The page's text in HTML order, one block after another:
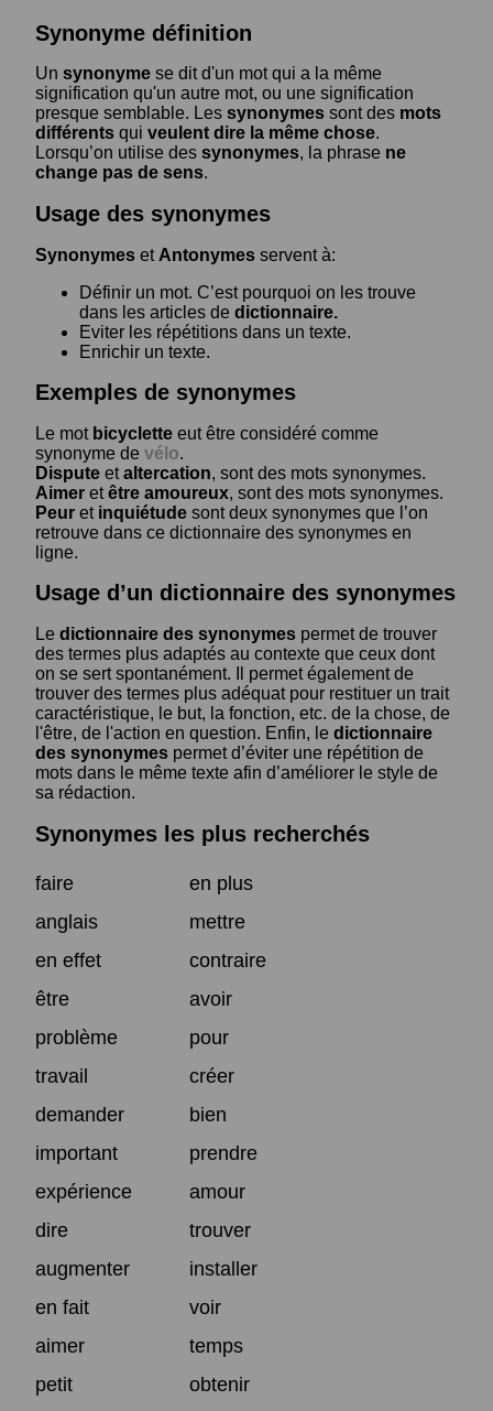
Synonyme définition
Un synonyme se dit d'un mot qui a la même
signification qu'un autre mot, ou une signification
presque semblable. Les synonymes sont des mots
différents qui veulent dire la même chose.
Lorsqu’on utilise des synonymes, la phrase ne
change pas de sens.
Usage des synonymes
Synonymes et Antonymes servent à:
Définir un mot. C’est pourquoi on les trouve
dans les articles de dictionnaire.
Eviter les répétitions dans un texte.
Enrichir un texte.
Exemples de synonymes
Le mot bicyclette eut être considéré comme
synonyme de vélo.
Dispute etaltercation, sont des mots synonymes.
Aimer etêtre amoureux, sont des mots synonymes.
Peur et inquiétude sont deux synonymes que l’on
retrouve dans ce dictionnaire des synonymes en
ligne.
Usage d’un dictionnaire des synonymes
Le dictionnaire des synonymes permet de trouver
des termes plus adaptés au contexte que ceux dont
on se sert spontanément. Il permet également de
trouver des termes plus adéquat pour restituer un trait
caractéristique, le but, la fonction, etc. de la chose, de
l'être, de l'action en question. Enfin, le dictionnaire
des synonymes permet d’éviter une répétition de
mots dans le même texte afin d’améliorer le style de
sa rédaction.
Synonymes les plus recherchés
faire
en plus
anglais
mettre
en effet
contraire
être
avoir
problème
pour
travail
créer
demander
bien
important
prendre
expérience
amour
dire
trouver
augmenter
installer
en fait
voir
aimer
temps
petit
obtenir